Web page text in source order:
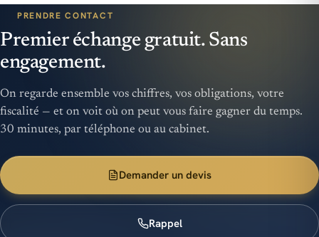
PRENDRE CONTACT
Premier échange gratuit. Sans
engagement.
On regarde ensemble vos chiffres, vos obligations, votre
fiscalité — et on voit où on peut vous faire gagner du temps.
30 minutes, par téléphone ou au cabinet.
Demander un devis
Rappel